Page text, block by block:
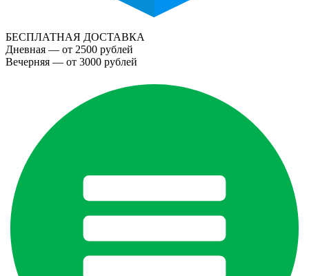
БЕСПЛАТНАЯ ДОСТАВКА
Дневная — от 2500 рублей
Вечерняя — от 3000 рублей